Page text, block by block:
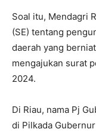
Soal itu, Mendagri
(SE) tentang
daerah yang
mengajukan surat
2024.
Di Riau, nama Pj
di Pilkada